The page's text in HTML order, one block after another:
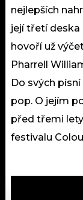
nejlepších
její třetí deska
hovoří už
Pharrell
Do svých
pop. O jejím
před třemi
festivalu